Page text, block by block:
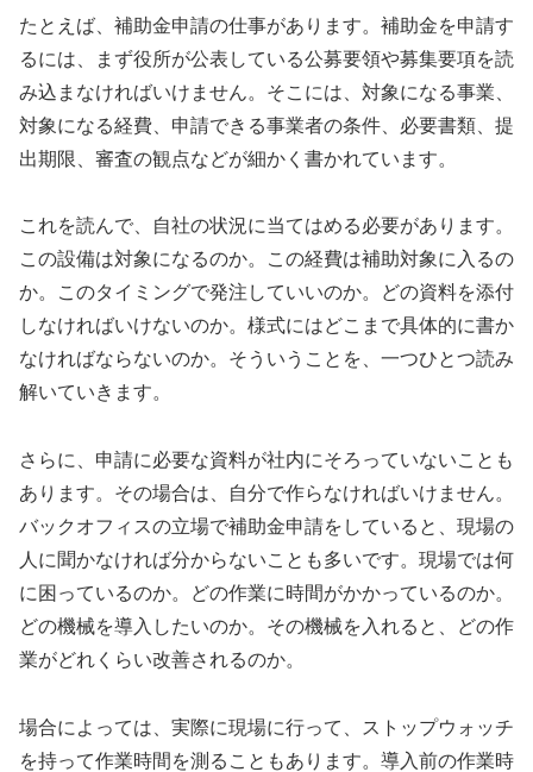
たとえば、補助金申請の仕事があります。補助金を申請す
るには、まず役所が公表している公募要領や募集要項を読
み込まなければいけません。そこには、対象になる事業、
対象になる経費、申請できる事業者の条件、必要書類、提
出期限、審査の観点などが細かく書かれています。
これを読んで、自社の状況に当てはめる必要があります。
この設備は対象になるのか。この経費は補助対象に入るの
か。このタイミングで発注していいのか。どの資料を添付
しなければいけないのか。様式にはどこまで具体的に書か
なければならないのか。そういうことを、一つひとつ読み
解いていきます。
さらに、申請に必要な資料が社内にそろっていないことも
あります。その場合は、自分で作らなければいけません。
バックオフィスの立場で補助金申請をしていると、現場の
人に聞かなければ分からないことも多いです。現場では何
に困っているのか。どの作業に時間がかかっているのか。
どの機械を導入したいのか。その機械を入れると、どの作
業がどれくらい改善されるのか。
場合によっては、実際に現場に行って、ストップウォッチ
を持って作業時間を測ることもあります。導入前の作業時